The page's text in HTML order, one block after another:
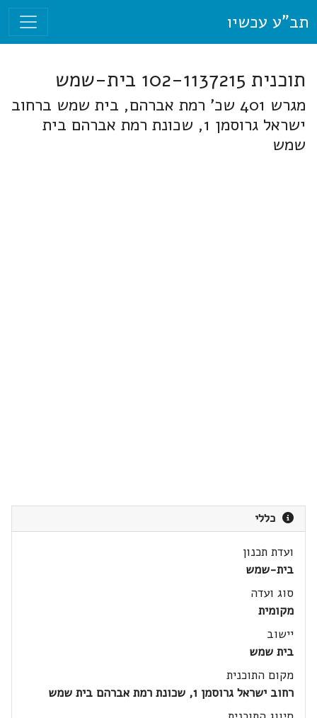
תב"ע עכשיו
תוכנית 102-1137215 בית-שמש
מגרש 401 שכ' רמת אברהם, בית שמש ברחוב
ישראל גרוסמן 1, שכונת רמת אברהם בית
שמש
כללי
ועדת תכנון
בית-שמש
סוג ועדה
מקומית
יישוב
בית שמש
מקום התוכנית
רחוב ישראל גרוסמן 1, שכונת רמת אברהם בית שמש